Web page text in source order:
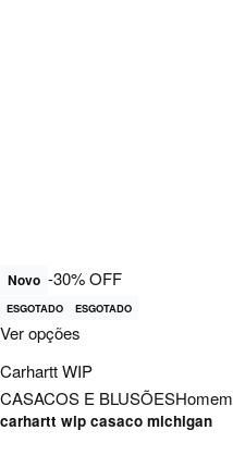
Novo -30% OFF
ESGOTADO ESGOTADO
Ver opções
Carhartt WIP
CASACOS E BLUSÕESHomem
carhartt wip casaco michigan